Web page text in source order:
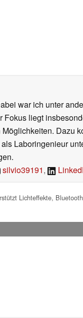
war ich unter
Fokus liegt
Dazu
Laboringenieur
silvio39191,
Lichteffekte,